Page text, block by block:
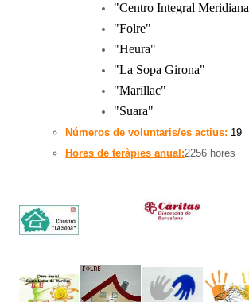
"Centro Integral Meridiana
"Folre"
"Heura"
"La Sopa Girona"
"Marillac"
"Suara"
Números de voluntaris/es actius: 19
Hores de teràpies anual:2256 hores